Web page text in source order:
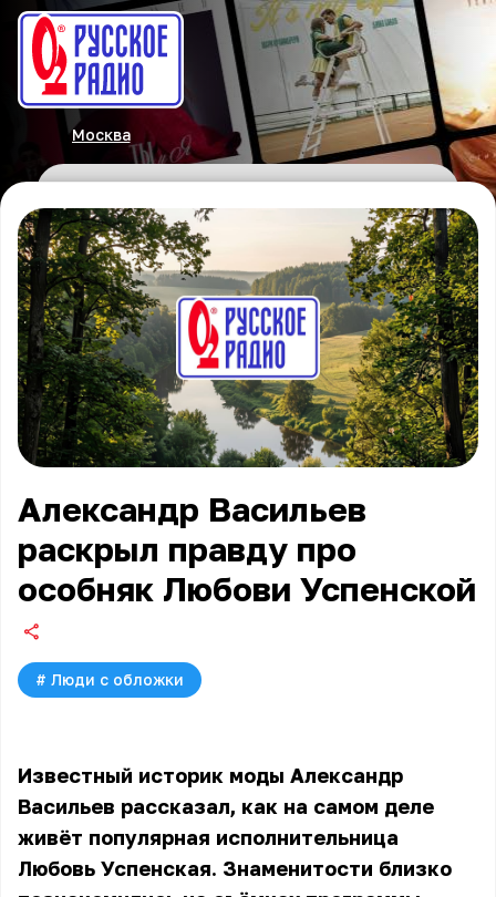
Москва
Александр Васильев
раскрыл правду про
особняк Любови Успенской
# Люди с обложки
Известный историк моды Александр
Васильев рассказал, как на самом деле
живёт популярная исполнительница
Любовь Успенская. Знаменитости близко